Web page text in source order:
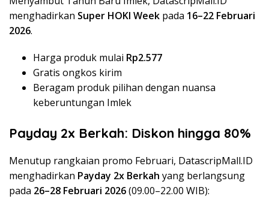
menghadirkan Super HOKI Week pada 16–22 Februari
2026.
Harga produk mulai Rp2.577
Gratis ongkos kirim
Beragam produk pilihan dengan nuansa
keberuntungan Imlek
Payday 2x Berkah: Diskon hingga 80%
Menutup rangkaian promo Februari, DatascripMall.ID
menghadirkan Payday 2x Berkah yang berlangsung
pada 26–28 Februari 2026(09.00–22.00 WIB):